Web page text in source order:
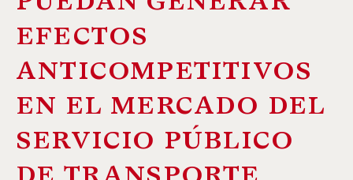
efectos
anticompetitivos
en el mercado del
servicio público
de transporte